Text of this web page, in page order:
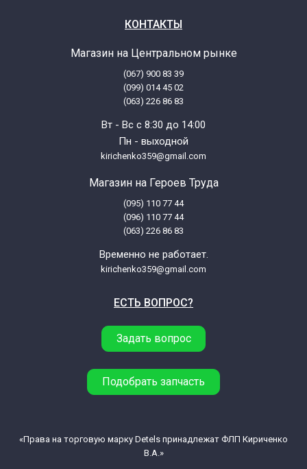
Indesit LA58TXGR
Indesit LA58TXGR (80183150100)
Indesit LA68TXGRIT (80183160100)
Indesit LB6TX
Indesit LB6TX (80165960000)
Indesit LB8TX (80165970000)
КОНТАКТЫ
Магазин на Центральном рынке
(067) 900 83 39
(099) 014 45 02
(063) 226 86 83
Вт - Вс с 8:30 до 14:00
Пн - выходной
kirichenko359@gmail.com
Магазин на Героев Труда
(095) 110 77 44
(096) 110 77 44
(063) 226 86 83
Временно не работает.
kirichenko359@gmail.com
ЕСТЬ ВОПРОС?
Задать вопрос
Подобрать запчасть
«Права на торговую марку Detels принадлежат ФЛП Кириченко
В.А.»